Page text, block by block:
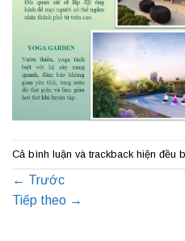
Cả bình luận và trackback hiện đều
← Trước
Tiếp theo →